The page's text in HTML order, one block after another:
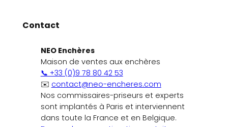
Contact
NEO Enchères
Maison de ventes aux enchères
📞 +33 (0)9 78 80 42 53
✉️ contact@neo-encheres.com
Nos commissaires-priseurs et experts
sont implantés à Paris et interviennent
dans toute la France et en Belgique.